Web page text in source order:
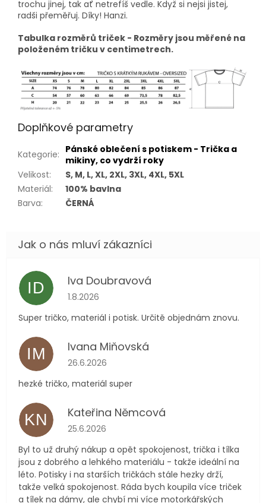
trochu jinej, tak ať netrefíš vedle. Když si nejsi jistej,
radši přeměřuj. Díky! Hanzi.
Tabulka rozměrů triček - Rozměry jsou měřené na
položeném tričku v centimetrech.
Doplňkové parametry
Kategorie: Pánské oblečení s potiskem - Trička a
mikiny, co vydrží roky
Velikost:
S, M, L, XL, 2XL, 3XL, 4XL, 5XL
Materiál:
100% bavlna
Barva: ČERNÁ
ID Iva Doubravová
Hodnocení obchodu je 5 z 5 hvězdiček.
1.8.2026
Super tričko, materiál i potisk. Určitě objednám znovu.
IM Ivana Miňovská
Hodnocení obchodu je 5 z 5 hvězdiček.
26.6.2026
hezké tričko, materiál super
KN Kateřina Němcová
Hodnocení obchodu je 5 z 5 hvězdiček.
25.6.2026
Byl to už druhý nákup a opět spokojenost, trička i tílka
jsou z dobrého a lehkého materiálu - takže ideální na
léto. Potisky i na starších tričkách stále hezky drží,
takže velká spokojenost. Ráda bych koupila více triček
a tílek na dámy, ale chybí mi více motorkářských